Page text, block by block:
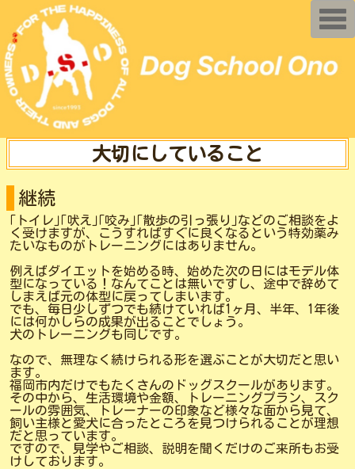
大切にしていること
継続
｢トイレ｣｢吠え｣｢咬み｣｢散歩の引っ張り｣などのご相談をよ
く受けますが、こうすればすぐに良くなるという特効薬み
たいなものがトレーニングにはありません。
例えばダイエットを始める時、始めた次の日にはモデル体
型になっている！なんてことは無いですし、途中で辞めて
しまえば元の体型に戻ってしまいます。
でも、毎日少しずつでも続けていれば1ヶ月、半年、1年後
には何かしらの成果が出ることでしょう。
犬のトレーニングも同じです。
なので、無理なく続けられる形を選ぶことが大切だと思い
ます。
福岡市内だけでもたくさんのドッグスクールがあります。
その中から、生活環境や金額、トレーニングプラン、スク
ールの雰囲気、トレーナーの印象など様々な面から見て、
飼い主様と愛犬に合ったところを見つけられることが理想
だと思っています。
ですので、見学やご相談、説明を聞くだけのご来所もお受
けしております。
T
o
g
l
e
a
i